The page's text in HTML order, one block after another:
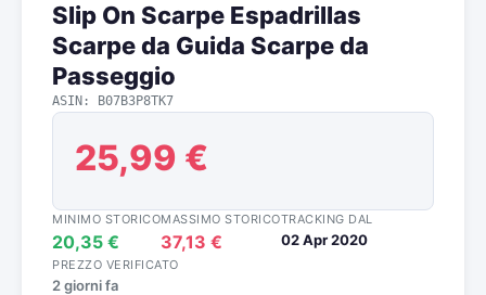
Slip On Scarpe Espadrillas
Scarpe da Guida Scarpe da
Passeggio
ASIN: B07B3P8TK7
25,99 €
MINIMO STORICO
20,35 €
MASSIMO STORICO
37,13 €
TRACKING DAL
02 Apr 2020
PREZZO VERIFICATO
2 giorni fa